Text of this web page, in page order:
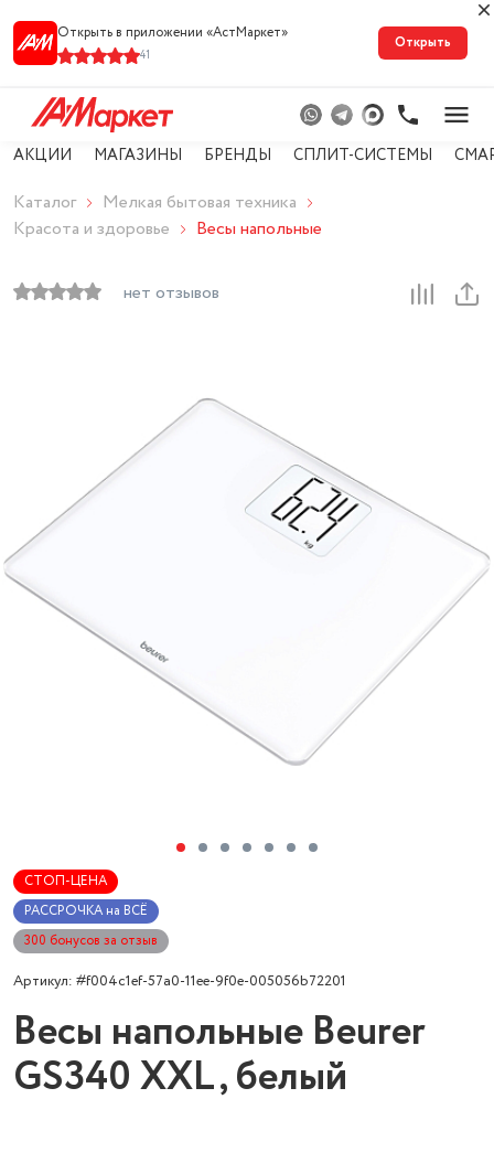
Открыть в приложении «АстМарке‪т‬»
41
Открыть
АКЦИИ МАГАЗИНЫ БРЕНДЫ СПЛИТ-СИСТЕМЫ
Каталог
Мелкая бытовая техника
Красота и здоровье
Весы напольные
нет отзывов
СТОП-ЦЕНА
РАССРОЧКА на ВСЁ
300 бонусов за отзыв
Артикул: #f004c1ef-57a0-11ee-9f0e-005056b72201
Весы напольные Beurer
GS340 XXL, белый